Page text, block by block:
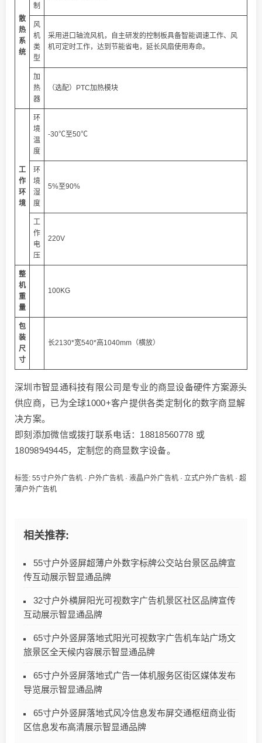
散
热
系
统
制
风
机
类
型
采用进口轴流风机，自主研发的控制板具备智能调速工作、风
机可定时工作，达到节能省电，延长风扇使用寿命。
加
热
器
（选配）PTC加热模块
工
作
环
境
环
境
温
度
-30℃至50℃
环
境
湿
度
5%至90%
工
作
电
压
220V
整
机
重
量
100KG
包
装
尺
寸
长2130*宽540*高1040mm（横放）
深圳市智显通科技有限公司是专业的商显设备硬件方案源头
供应商，已为全球1000+客户提供各类定制化的数字商显解
决方案。
即刻添加微信或拨打联系电话：18818560778 或
18098949445，定制您的商显数字设备。
标签: 55寸户外广告机 · 户外广告机 · 液晶户外广告机 · 立式户外广告机 · 超
薄户外广告机
相关推荐:
55寸户外竖屏超薄户外数字标牌公交站台景区品牌宣
传互动展示智显通品牌
32寸户外横屏阳光可视数字广告机景区社区品牌宣传
互动展示智显通品牌
65寸户外竖屏落地式阳光可视数字广告机车站广场文
旅景区全天候内容展示智显通品牌
65寸户外竖屏落地式广告一体机服务区街区媒体发布
导览展示智显通品牌
65寸户外竖屏落地式风冷信息发布屏交通枢纽商业街
区信息发布高清展示智显通品牌